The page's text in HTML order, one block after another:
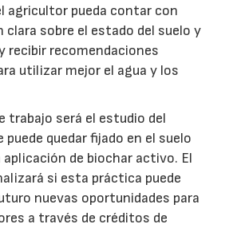
agricultor pueda contar con
clara sobre el estado del suelo y
recibir recomendaciones
utilizar mejor el agua y los
trabajo será el estudio del
puede quedar fijado en el suelo
de biochar activo. El
si esta práctica puede
nuevas oportunidades para
a través de créditos de